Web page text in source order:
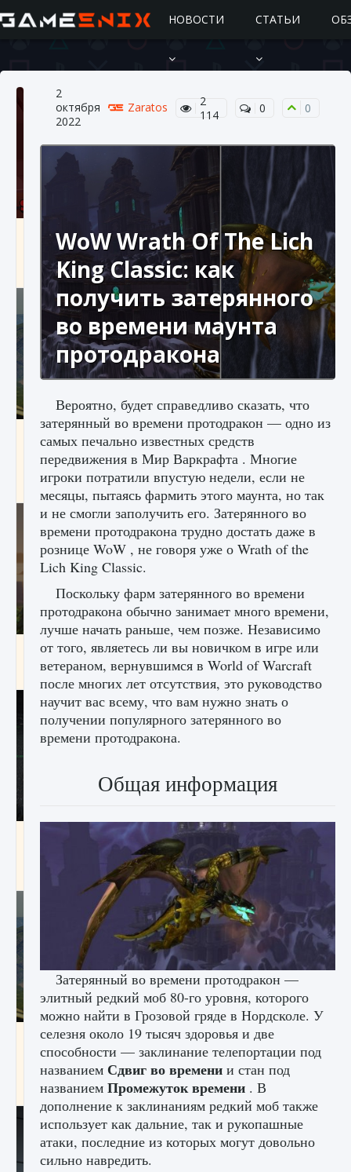
НОВОСТИ СТАТЬИ
Подробное руководство по получению
самоцветов Brawl Stars
10 августа 2024 2 685 0 1
Как исправить ошибку Palworld «Идет
сохранение мира — Невозможно начать
сохранение данных мира»
9 августа 2024 2 511 0 0
Как заработать медали лиги Clash of Clans
9 августа 2024 2 599 0 1
лицензии, лиги, команды и стадионы в EA
9 августа 2024 2 395 2
Как исправить ошибку Palworld EPalworld
«Идет сохранение мира — Невозможно
начать сохранение данных мира»
9 августа 2024 2 711 0 0
2
октября
2022
Zaratos
2
114
0 0
WoW Wrath Of The Lich
King Classic: как
получить затерянного
во времени маунта
протодракона
Вероятно, будет справедливо сказать, что
затерянный во времени протодракон — одно из
самых печально известных средств
передвижения в Мир Варкрафта . Многие
игроки потратили впустую недели, если не
месяцы, пытаясь фармить этого маунта, но так
и не смогли заполучить его. Затерянного во
времени протодракона трудно достать даже в
рознице WoW , не говоря уже о Wrath of the
Lich King Classic.
Поскольку фарм затерянного во времени
протодракона обычно занимает много времени,
лучше начать раньше, чем позже. Независимо
от того, являетесь ли вы новичком в игре или
ветераном, вернувшимся в World of Warcraft
после многих лет отсутствия, это руководство
научит вас всему, что вам нужно знать о
получении популярного затерянного во
времени протодракона.
Общая информация
Затерянный во времени протодракон —
элитный редкий моб 80-го уровня, которого
можно найти в Грозовой гряде в Нордсколе. У
селезня около 19 тысяч здоровья и две
способности — заклинание телепортации под
названием Сдвиг во времени и стан под
названием Промежуток времени . В
дополнение к заклинаниям редкий моб также
использует как дальние, так и рукопашные
атаки, последние из которых могут довольно
сильно навредить.